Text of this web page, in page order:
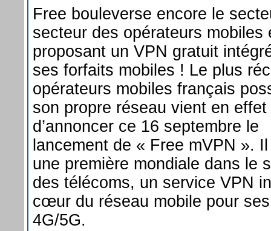
Free bouleverse encore le
secteur des opérateurs mobiles
proposant un VPN gratuit
ses forfaits mobiles ! Le plus
opérateurs mobiles français
son propre réseau vient en effet
d’annoncer ce 16 septembre le
lancement de « Free mVPN ».
une première mondiale dans le
des télécoms, un service VPN
cœur du réseau mobile pour
4G/5G.